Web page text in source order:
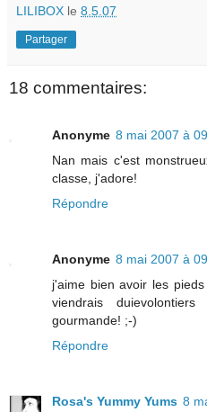
LILIBOX le 8.5.07
Partager
18 commentaires:
Anonyme 8 mai 2007 à
Nan mais c'est
classe, j'adore!
Répondre
Anonyme 8 mai 2007 à
j'aime bien avoir les
viendrais
gourmande! ;-)
Répondre
Rosa's Yummy Yums 8